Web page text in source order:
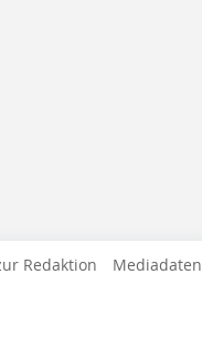
Redaktion Mediadaten